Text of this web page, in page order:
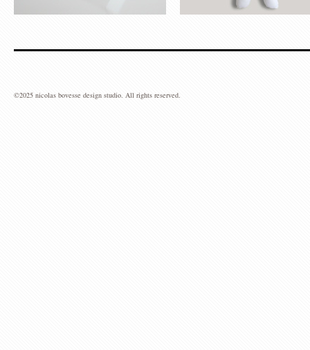
©2025 nicolas bovesse design studio. All rights reserved.